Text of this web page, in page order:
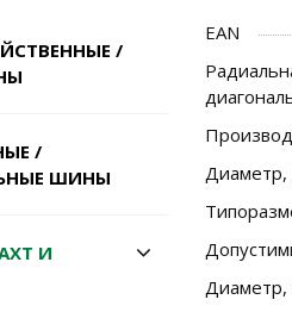
/
/
ШИНЫ
И
EAN
Диаметр,